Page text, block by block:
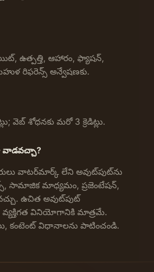
ఉత్పత్తి, ఆహారం, ఫ్యాషన్,
రిఫరెన్స్ అన్వేషణకు.
వెబ్ శోధనకు మరో 3 క్రెడిట్లు.
వాడవచ్చా?
వాటర్‌మార్క్ లేని అవుట్‌పుట్‌ను
సామాజిక మాధ్యమం, ప్రజెంటేషన్,
ఉచిత అవుట్‌పుట్
వ్యక్తిగత వినియోగానికి మాత్రమే.
కంటెంట్ విధానాలను పాటించండి.